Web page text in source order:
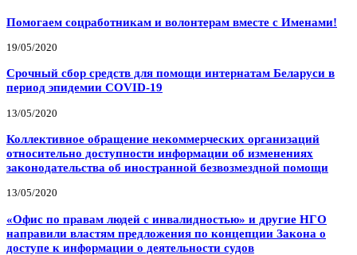
Помогаем соцработникам и волонтерам вместе с Именами!
19/05/2020
Срочный сбор средств для помощи интернатам Беларуси в
период эпидемии COVID-19
13/05/2020
Коллективное обращение некоммерческих организаций
относительно доступности информации об изменениях
законодательства об иностранной безвозмездной помощи
13/05/2020
«Офис по правам людей с инвалидностью» и другие НГО
направили властям предложения по концепции Закона о
доступе к информации о деятельности судов